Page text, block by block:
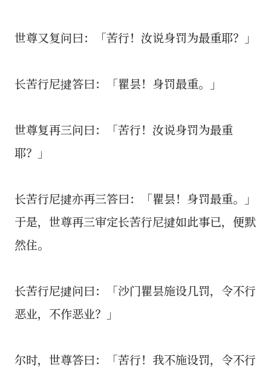
世尊又复问曰：「苦行！汝说身罚为最重耶？」
长苦行尼揵答曰：「瞿昙！身罚最重。」
世尊复再三问曰：「苦行！汝说身罚为最重
耶？」
长苦行尼揵亦再三答曰：「瞿昙！身罚最重。」
于是，世尊再三审定长苦行尼揵如此事已，便默
然住。
长苦行尼揵问曰：「沙门瞿昙施设几罚，令不行
恶业，不作恶业？」
尔时，世尊答曰：「苦行！我不施设罚，令不行